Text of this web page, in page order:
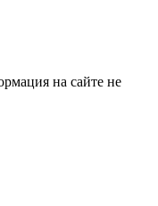
на сайте не